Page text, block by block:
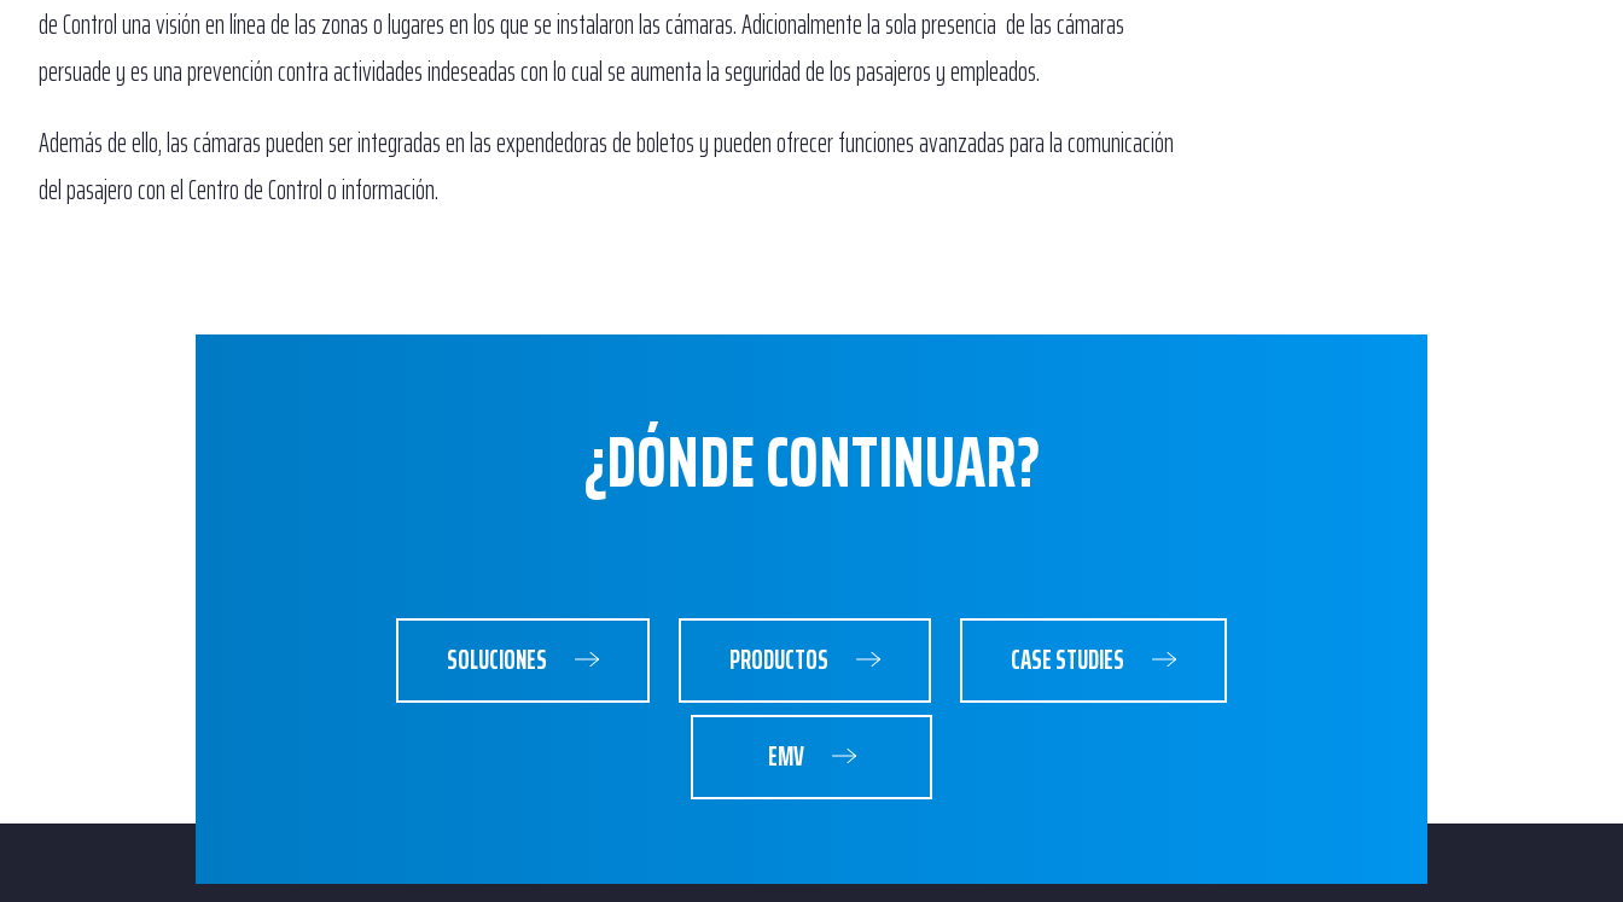
de Control una visión en línea de las zonas o lugares en los que se instalaron las cámaras. Adicionalmente la sola presencia de las cámaras
persuade y es una prevención contra actividades indeseadas con lo cual se aumenta la seguridad de los pasajeros y empleados.
Además de ello, las cámaras pueden ser integradas en las expendedoras de boletos y pueden ofrecer funciones avanzadas para la comunicación
del pasajero con el Centro de Control o información.
¿DÓNDE CONTINUAR?
SOLUCIONES PRODUCTOS CASE STUDIES
EMV